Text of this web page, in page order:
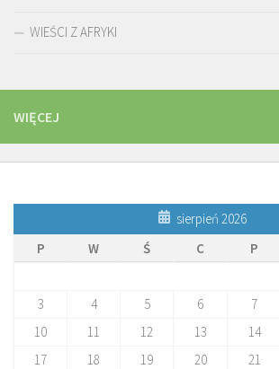
WIEŚCI Z AFRYKI
WIĘCEJ
sierpień 2026
P
W Ś C P
3
4 5 6 7
10
11 12 13 14
17
18 19 20 21